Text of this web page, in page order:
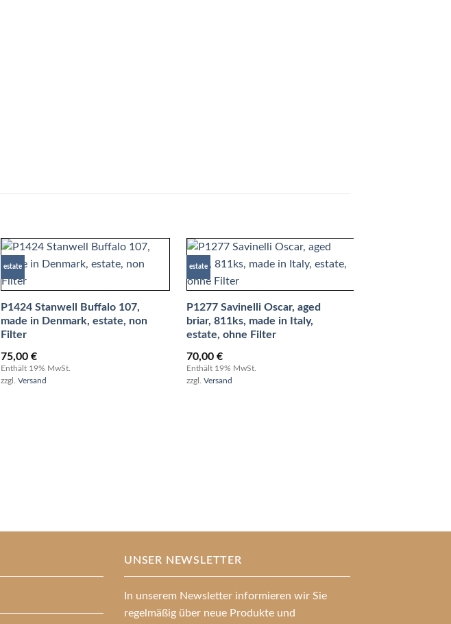
estate
P1424 Stanwell Buffalo 107,
made in Denmark, estate, non
Filter
75,00€
Enthält 19% MwSt.
zzgl.Versand
estate
P1277 Savinelli Oscar, aged
briar, 811ks, made in Italy,
estate, ohne Filter
70,00 €
Enthält 19% MwSt.
zzgl. Versand
UNSER NEWSLETTER
In unserem Newsletter informieren wir Sie
regelmäßig über neue Produkte und